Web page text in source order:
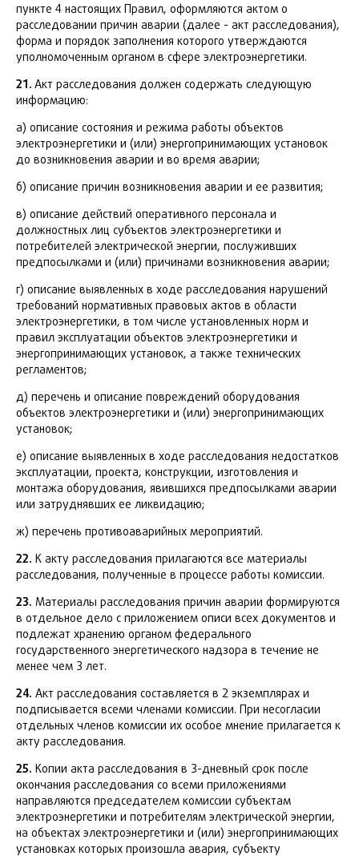
пункте 4 настоящих Правил, оформляются актом о
расследовании причин аварии (далее - акт расследования),
форма и порядок заполнения которого утверждаются
уполномоченным органом в сфере электроэнергетики.
21. Акт расследования должен содержать следующую
информацию:
а) описание состояния и режима работы объектов
электроэнергетики и (или) энергопринимающих установок
до возникновения аварии и во время аварии;
б) описание причин возникновения аварии и ее развития;
в) описание действий оперативного персонала и
должностных лиц субъектов электроэнергетики и
потребителей электрической энергии, послуживших
предпосылками и (или) причинами возникновения аварии;
г) описание выявленных в ходе расследования нарушений
требований нормативных правовых актов в области
электроэнергетики, в том числе установленных норм и
правил эксплуатации объектов электроэнергетики и
энергопринимающих установок, а также технических
регламентов;
д) перечень и описание повреждений оборудования
объектов электроэнергетики и (или) энергопринимающих
установок;
е) описание выявленных в ходе расследования недостатков
эксплуатации, проекта, конструкции, изготовления и
монтажа оборудования, явившихся предпосылками аварии
или затруднявших ее ликвидацию;
ж) перечень противоаварийных мероприятий.
22. К акту расследования прилагаются все материалы
расследования, полученные в процессе работы комиссии.
23. Материалы расследования причин аварии формируются
в отдельное дело с приложением описи всех документов и
подлежат хранению органом федерального
государственного энергетического надзора в течение не
менее чем 3 лет.
24. Акт расследования составляется в 2 экземплярах и
подписывается всеми членами комиссии. При несогласии
отдельных членов комиссии их особое мнение прилагается к
акту расследования.
25. Копии акта расследования в 3-дневный срок после
окончания расследования со всеми приложениями
направляются председателем комиссии субъектам
электроэнергетики и потребителям электрической энергии,
на объектах электроэнергетики и (или) энергопринимающих
установках которых произошла авария, субъекту